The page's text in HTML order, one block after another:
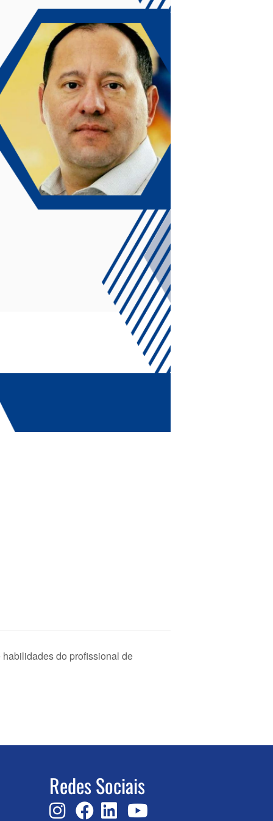
do profissional de
Redes Sociais